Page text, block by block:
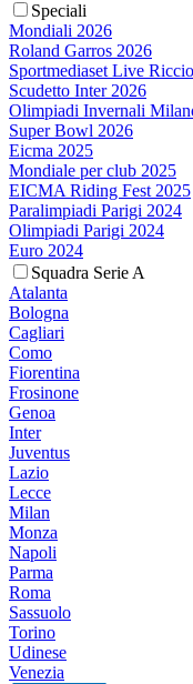
Speciali
Mondiali 2026
Roland Garros 2026
Sportmediaset Live
Scudetto Inter 2026
Olimpiadi Invernali
Super Bowl 2026
Eicma 2025
Mondiale per club 2025
EICMA Riding Fest 2025
Paralimpiadi Parigi 2024
Olimpiadi Parigi 2024
Euro 2024
Squadra Serie A
Atalanta
Bologna
Cagliari
Como
Fiorentina
Frosinone
Genoa
Inter
Juventus
Lazio
Lecce
Milan
Monza
Napoli
Parma
Roma
Sassuolo
Torino
Udinese
Venezia